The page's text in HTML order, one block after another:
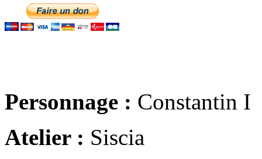
Personnage : Constantin I
Atelier : Siscia